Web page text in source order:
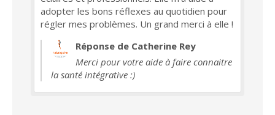
adopter les bons réflexes au quotidien pour
régler mes problèmes. Un grand merci à elle !
Réponse de Catherine Rey
Merci pour votre aide à faire connaitre
la santé intégrative :)